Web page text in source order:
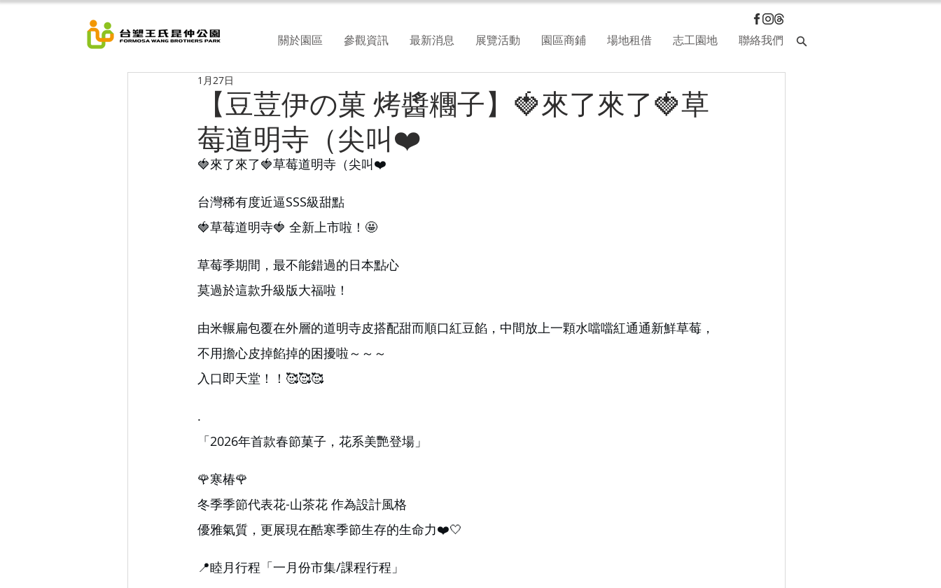
關於園區 參觀資訊 最新消息 展覽活動 園區商鋪 場地租借 志工園地 聯絡我們
【豆荳伊の菓 烤醬糰子】🍓來了來了🍓草
莓道明寺（尖叫❤️
1月27日
🍓來了來了🍓草莓道明寺（尖叫❤️
台灣稀有度近逼SSS級甜點
🍓草莓道明寺🍓 全新上市啦！🤩
草莓季期間，最不能錯過的日本點心
莫過於這款升級版大福啦！
由米輾扁包覆在外層的道明寺皮搭配甜而順口紅豆餡，中間放上一顆水噹噹紅通通新鮮草莓，
不用擔心皮掉餡掉的困擾啦～～～
入口即天堂！！🥰🥰🥰
.
「2026年首款春節菓子，花系美艷登場」
🌹寒椿🌹
冬季季節代表花-山茶花 作為設計風格
優雅氣質，更展現在酷寒季節生存的生命力❤️🤍
📍睦月行程「一月份市集/課程行程」